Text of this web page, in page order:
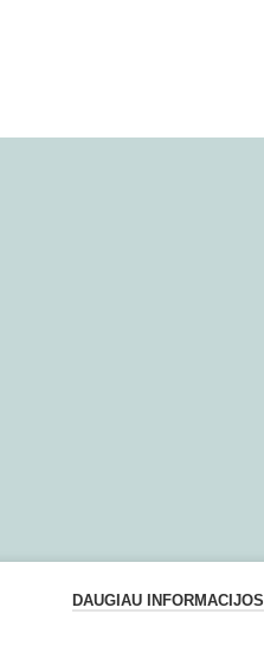
DAUGIAU INFORMACIJOS